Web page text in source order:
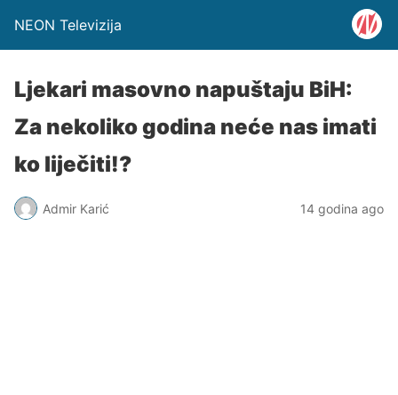
NEON Televizija
Ljekari masovno napuštaju BiH:
Za nekoliko godina neće nas imati
ko liječiti!?
Admir Karić 14 godina ago